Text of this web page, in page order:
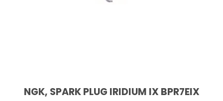
NGK, SPARK PLUG IRIDIUM IX BPR7EIX